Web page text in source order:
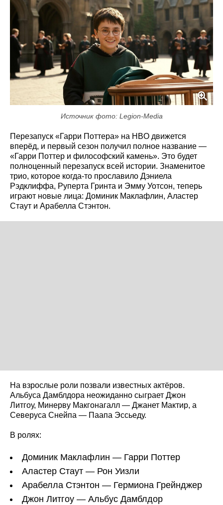
Источник фото: Legion-Media
Перезапуск «Гарри Поттера» на HBO движется
вперёд, и первый сезон получил полное название —
«Гарри Поттер и философский камень». Это будет
полноценный перезапуск всей истории. Знаменитое
трио, которое когда-то прославило Дэниела
Рэдклиффа, Руперта Гринта и Эмму Уотсон, теперь
играют новые лица: Доминик Маклафлин, Аластер
Стаут и Арабелла Стэнтон.
На взрослые роли позвали известных актёров.
Альбуса Дамблдора неожиданно сыграет Джон
Литгоу, Минерву Макгонагалл — Джанет Мактир, а
Северуса Снейпа — Паапа Эссьеду.
В ролях:
Доминик Маклафлин — Гарри Поттер
Аластер Стаут — Рон Уизли
Арабелла Стэнтон — Гермиона Грейнджер
Джон Литгоу — Альбус Дамблдор